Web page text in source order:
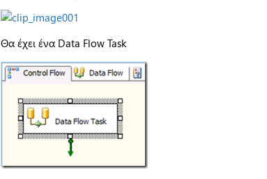
Θα έχει ένα Data Flow Task